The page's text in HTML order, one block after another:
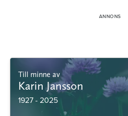
Till minne av
Karin Jansson
1927 - 2025